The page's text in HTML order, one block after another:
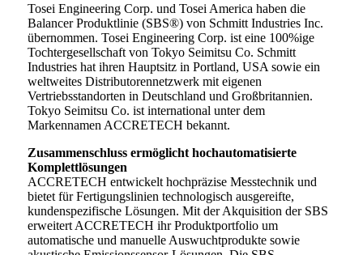
Tosei Engineering Corp. und Tosei America haben die
Balancer Produktlinie (SBS®) von Schmitt Industries Inc.
übernommen. Tosei Engineering Corp. ist eine 100%ige
Tochtergesellschaft von Tokyo Seimitsu Co. Schmitt
Industries hat ihren Hauptsitz in Portland, USA sowie ein
weltweites Distributorennetzwerk mit eigenen
Vertriebsstandorten in Deutschland und Großbritannien.
Tokyo Seimitsu Co. ist international unter dem
Markennamen ACCRETECH bekannt.
Zusammenschluss ermöglicht hochautomatisierte
Komplettlösungen
ACCRETECH entwickelt hochpräzise Messtechnik und
bietet für Fertigungslinien technologisch ausgereifte,
kundenspezifische Lösungen. Mit der Akquisition der SBS
erweitert ACCRETECH ihr Produktportfolio um
automatische und manuelle Auswuchtprodukte sowie